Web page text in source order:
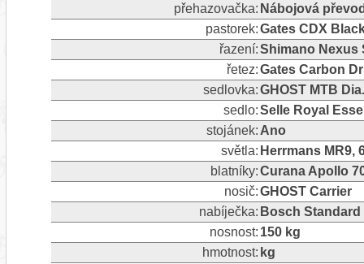
přehazovačka: Nábojová
pastorek:Gates CDX
řazení:Shimano Nexus
řetez:Gates Carbon
sedlovka:GHOST MTB
sedlo:Selle Royal
stojánek: Ano
světla: Herrmans MR9,
blatníky:Curana Apollo
nosič:GHOST Carrier
nabíječka: Bosch
nosnost: 150 kg
hmotnost: kg